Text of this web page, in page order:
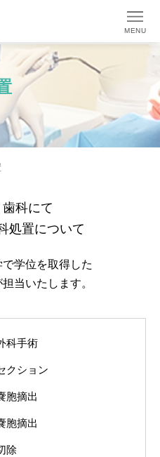
MENU
科にて
処置について
学位を取得した
当いたします。
科手術
クション
胞摘出
胞摘出
除